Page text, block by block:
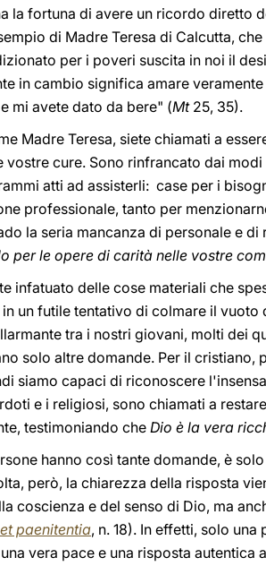
la fortuna di avere un ricordo diretto
di Madre Teresa di Calcutta,
per i poveri suscita in noi il
in cambio significa amare
mi avete dato da bere" (Mt25, 35).
Madre Teresa, siete chiamati a
vostre cure. Sono rinfrancato dai
atti ad assisterli: case per i
professionale, tanto per
la seria mancanza di personale e di
per le opere di carità nelle vostre
infatuato delle cose materiali che
un futile tentativo di colmare il vuoto
tra i nostri giovani, molti dei
solo altre domande. Per il cristiano,
siamo capaci di riconoscere
e i religiosi, sono chiamati a
testimoniando cheDio è la vera
hanno così tante domande, è
però, la chiarezza della risposta
coscienza e del senso di Dio, ma
paenitentia, n. 18). In effetti, solo
vera pace e una risposta autentica